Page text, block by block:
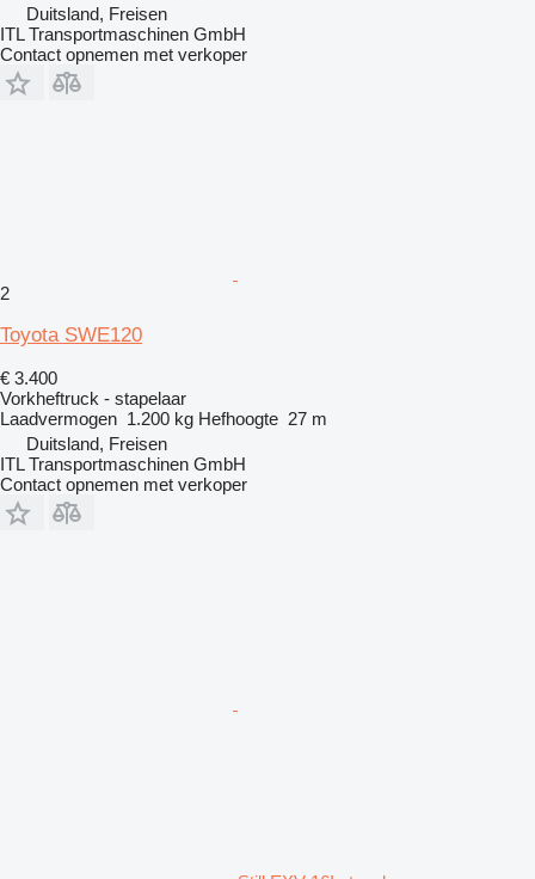
Duitsland, Freisen
ITL Transportmaschinen GmbH
Contact opnemen met verkoper
2
Toyota SWE120
€ 3.400
Vorkheftruck - stapelaar
Laadvermogen 1.200 kg Hefhoogte 27 m
Duitsland, Freisen
ITL Transportmaschinen GmbH
Contact opnemen met verkoper